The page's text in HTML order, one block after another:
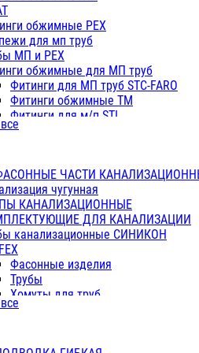
Фитинги ПП белые
Фитинги ПП белые
Фитинги ППс металл.белые
Трубы PE-RT
Трубы ПП водопровод белые
Трубы ПП водопровод серые
Трубы армированные
Трубы армированные
Фитинги с металл. серые
Фитинги ПП (серые)
Фитинги ПП белые
Краны
Фитинги ПП (белые)
Фитинги ПП с металлом белые
Краны полипропиленовые
Трубы полипропиленивые
обжимные PEX
для мп труб
МП и PEX
обжимные для МП труб
Фитинги для МП труб STC-FARO
Фитинги обжимные ТМ
Фитинги для м/п STI
Фитинги для МП труб TITAN
TK
VALFEX
ЧАСТИ
чугунная
КАНАЛИЗАЦИОННЫЕ
ДЛЯ КАНАЛИЗАЦИИ
канализационные СИНИКОН
Фасонные изделия
Трубы
Хомуты для труб